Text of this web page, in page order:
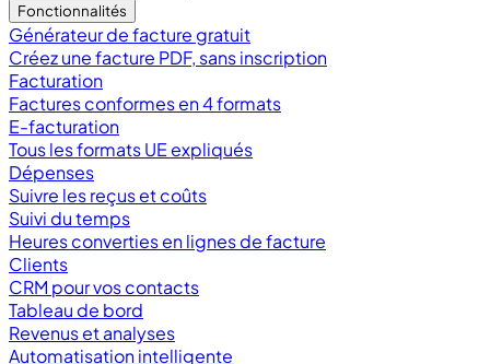
Fonctionnalités
Générateur de facture gratuit
Créez une facture PDF, sans inscription
Facturation
Factures conformes en 4 formats
E-facturation
Tous les formats UE expliqués
Dépenses
Suivre les reçus et coûts
Suivi du temps
Heures converties en lignes de facture
Clients
CRM pour vos contacts
Tableau de bord
Revenus et analyses
Automatisation intelligente